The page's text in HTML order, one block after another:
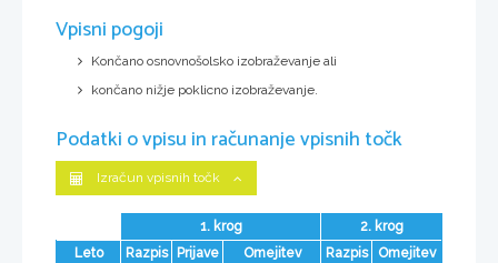
Vpisni pogoji
Končano osnovnošolsko izobraževanje ali
končano nižje poklicno izobraževanje.
Podatki o vpisu in računanje vpisnih točk
Izračun vpisnih točk
1. krog
2. krog
Leto
Razpis Prijave Omejitev Razpis
Omejitev